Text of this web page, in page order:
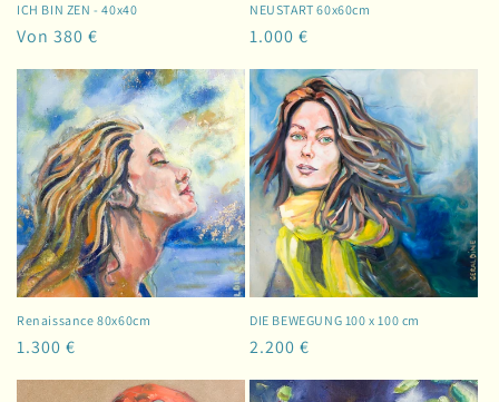
ICH BIN ZEN - 40x40
Normaler
Von 380 €
NEUSTART 60x60cm
Normaler
1.000 €
Renaissance 80x60cm
Normaler
1.300 €
DIE BEWEGUNG 100 x 100 cm
Normaler
2.200 €